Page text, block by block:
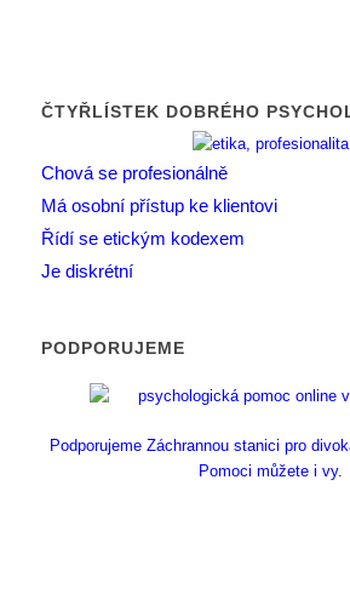
ČTYŘLÍSTEK DOBRÉHO
Chová se profesionálně
Má osobní přístup ke klientovi
Řídí se etickým kodexem
Je diskrétní
PODPORUJEME
Podporujeme Záchrannou stanici pro
Pomoci můžete i vy.